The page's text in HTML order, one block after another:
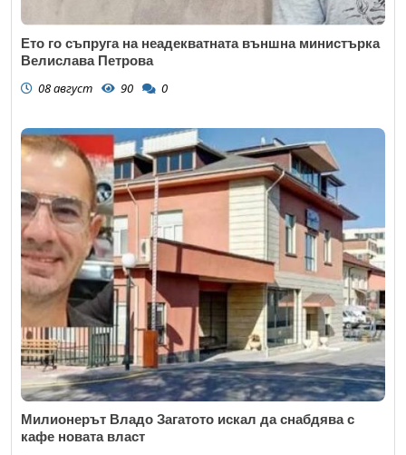
Ето го съпруга на неадекватната външна министърка
Велислава Петрова
08 август 90 0
Милионерът Владо Загатото искал да снабдява с
кафе новата власт